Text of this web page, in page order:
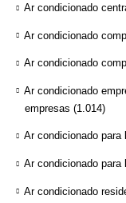
Ar condicionado
Ar condicionado
Ar condicionado
Ar condicionado
empresas (1.014)
Ar condicionado para
Ar condicionado para
Ar condicionado